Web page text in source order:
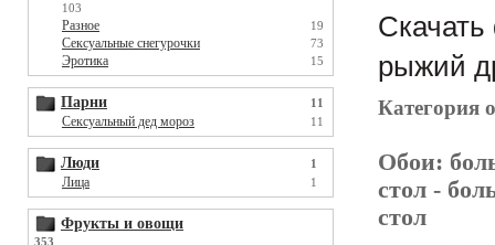
103
Разное 19
Сексуальные снегурочки 73
Эротика 15
Парни 11
Сексуальный дед мороз 11
Люди 1
Лица 1
Фрукты и овощи
353
рыжий
Категория
Обои:
стол-
стол